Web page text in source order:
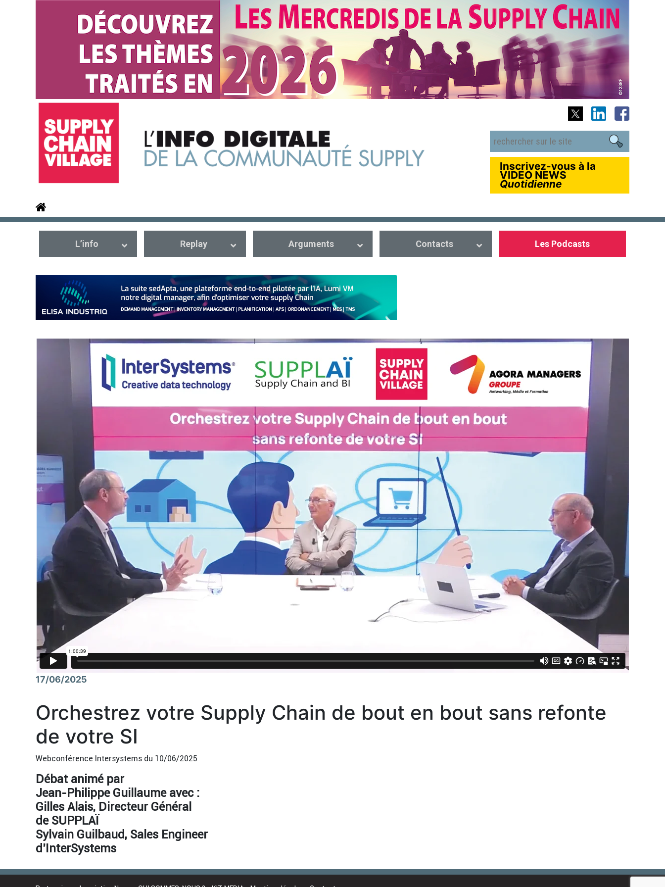
Inscrivez-vous à la
VIDEO NEWS
Quotidienne
L’info Replay Arguments Contacts Les Podcasts
17/06/2025
Orchestrez votre Supply Chain de bout en bout sans refonte
de votre SI
Webconférence Intersystems du 10/06/2025
Débat animé par
Jean-Philippe Guillaume avec :
Gilles Alais, Directeur Général
de SUPPLAÏ
Sylvain Guilbaud, Sales Engineer
d’InterSystems